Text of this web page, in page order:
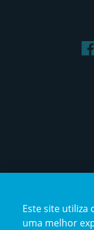
Este site utiliza
uma melhor